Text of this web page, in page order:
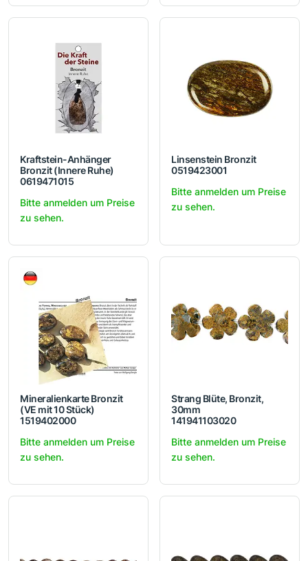
Kraftstein-Anhänger
Bronzit (Innere Ruhe)
0619471015
Bitte anmelden um Preise
zu sehen.
Linsenstein Bronzit
0519423001
Bitte anmelden um Preise
zu sehen.
Mineralienkarte Bronzit
(VE mit 10 Stück)
1519402000
Bitte anmelden um Preise
zu sehen.
Strang Blüte, Bronzit,
30mm
141941103020
Bitte anmelden um Preise
zu sehen.